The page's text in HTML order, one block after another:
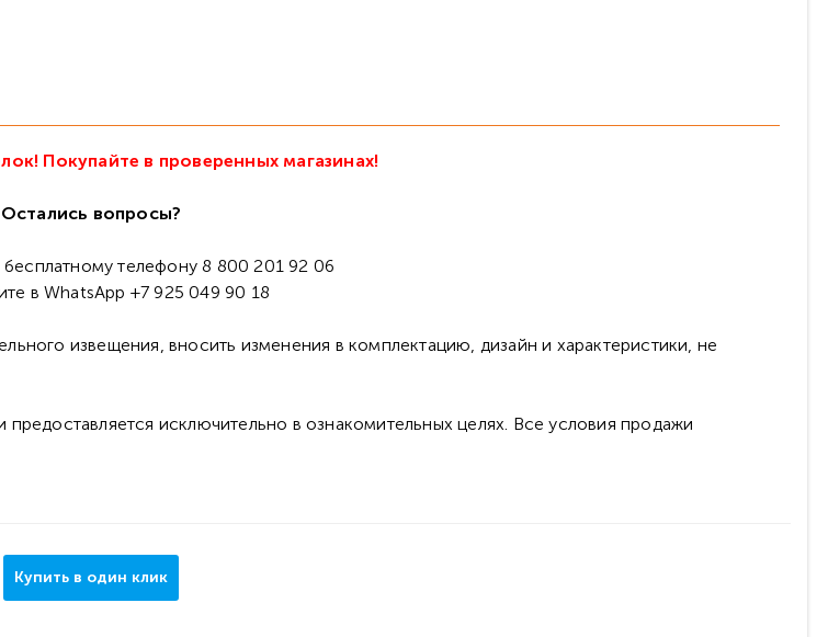
Покупайте в проверенных магазинах!
Остались вопросы?
телефону 8 800 201 92 06
в WhatsApp +7 925 049 90 18
извещения, вносить изменения в комплектацию, дизайн и характеристики, не
исключительно в ознакомительных целях. Все условия продажи
Купить в один клик